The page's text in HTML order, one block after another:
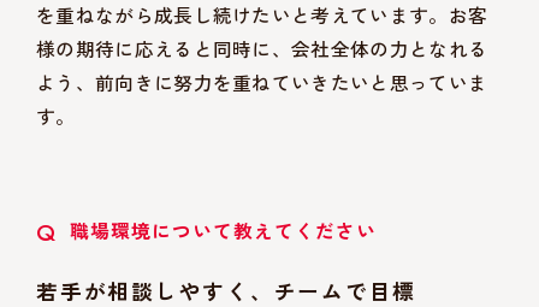
を重ねながら成長し続けたいと考えています。お客
様の期待に応えると同時に、会社全体の力となれる
よう、前向きに努力を重ねていきたいと思っていま
す。
Q 職場環境について教えてください
若手が相談しやすく、チームで目標